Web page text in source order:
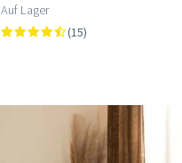
Auf Lager
(15)